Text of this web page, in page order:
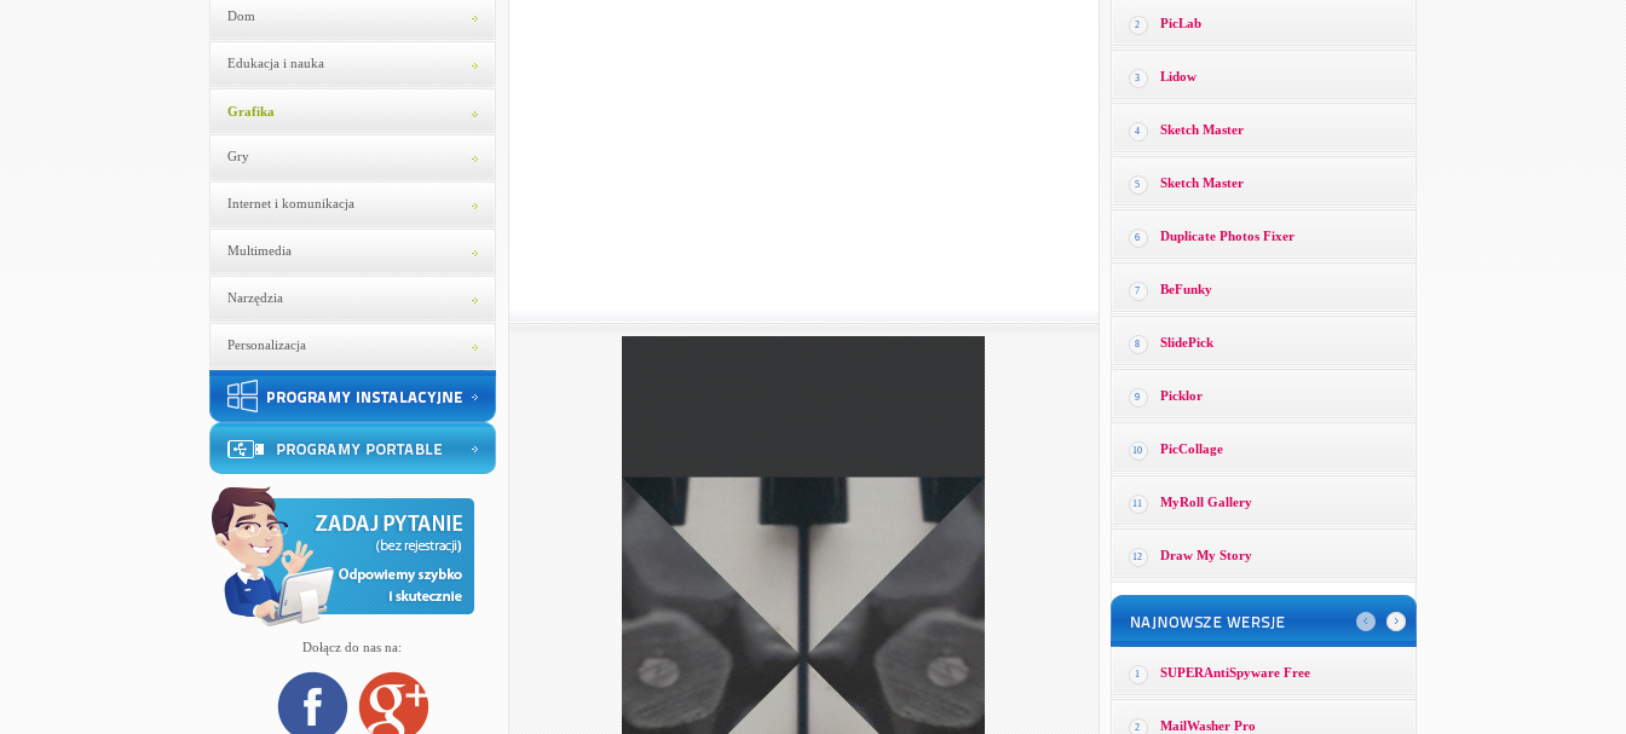
Dom
Edukacja i nauka
Grafika
Gry
Internet i komunikacja
Multimedia
Narzędzia
Personalizacja
Dołącz do nas na:
2 PicLab
3 Lidow
4 Sketch Master
5 Sketch Master
6 Duplicate Photos Fixer
7 BeFunky
8 SlidePick
9 Picklor
10 PicCollage
11 MyRoll Gallery
12 Draw My Story
1 SUPERAntiSpyware Free
2 MailWasher Pro